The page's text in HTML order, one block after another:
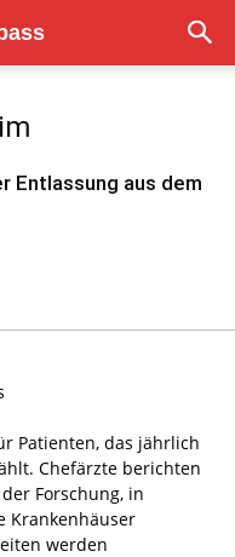
Entlassung aus dem
Patienten, das jährlich
Chefärzte berichten
Forschung, in
Krankenhäuser
werden